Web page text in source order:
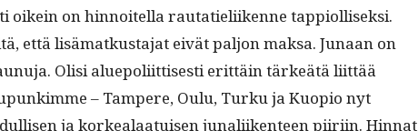
oikein on hin­noitel­la rautatieli­ikenne tap­pi­ol­lisek­si.
että lisä­matkus­ta­jat eivät paljon mak­sa. Junaan on
Olisi alue­poli­it­tis­es­ti erit­täin tärkeätä liit­tää
– Tam­pere, Oulu, Turku ja Kuo­pio nyt
ja korkealaa­tuisen junali­iken­teen piiri­in. Hin­nat